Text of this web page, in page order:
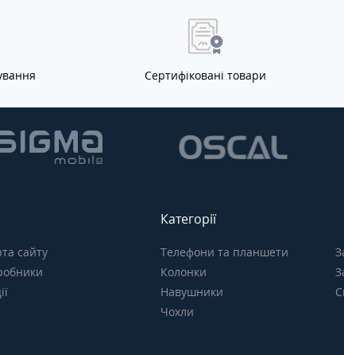
Сертифіковані товари
сайту
Категорії
Телефони та планшети
Колонки
Навушники
Чохли